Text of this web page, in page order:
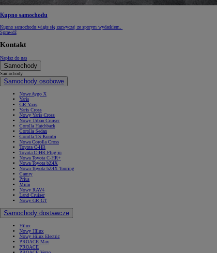
Kupno samochodu
Kupno samochodu wiąże się zazwyczaj ze sporym wydatkiem.
Sprawdź
Kontakt
Napisz do nas
Samochody
Samochody
Samochody osobowe
Nowe Aygo X
Yaris
GR Yaris
Yaris Cross
Nowy Yaris Cross
Nowy Urban Cruiser
Corolla Hatchback
Corolla Sedan
Corolla TS Kombi
Nowa Corolla Cross
Toyota C-HR
Toyota C-HR Plug-in
Nowa Toyota C-HR+
Nowa Toyota bZ4X
Nowa Toyota bZ4X Touring
Camry
Prius
Mirai
Nowy RAV4
Land Cruiser
Nowy GR GT
Samochody dostawcze
Hilux
Nowy Hilux
Nowy Hilux Electric
PROACE Max
PROACE